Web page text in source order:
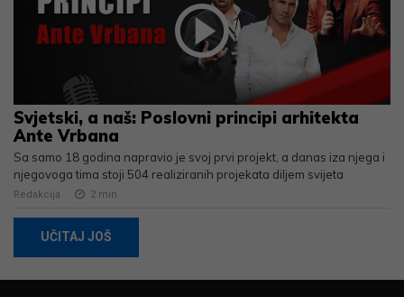
Svjetski, a naš: Poslovni principi arhitekta
Ante Vrbana
Sa samo 18 godina napravio je svoj prvi projekt, a danas iza njega i
njegovoga tima stoji 504 realiziranih projekata diljem svijeta
Redakcija 2 min
UČITAJ JOŠ